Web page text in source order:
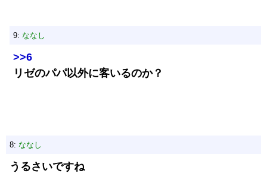
9: ななし
>>6
リゼのパパ以外に客いるのか？
8: ななし
うるさいですね